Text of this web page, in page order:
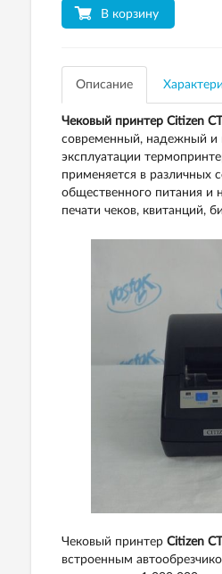
В корзину
Описание
Чековый принтер Citizen
современный, надежный и
эксплуатации
применяется в различных
общественного питания и
печати чеков, квитанций,
Чековый принтер Citizen
встроенным